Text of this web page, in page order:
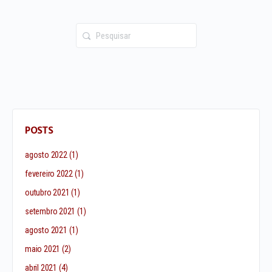
Pesquisar
por:
POSTS
agosto 2022 (1)
fevereiro 2022 (1)
outubro 2021 (1)
setembro 2021 (1)
agosto 2021 (1)
maio 2021 (2)
abril 2021 (4)